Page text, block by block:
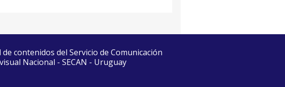
de contenidos del Servicio de Comunicación
Nacional - SECAN - Uruguay